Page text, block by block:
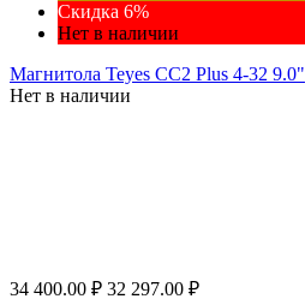
Скидка 6%
Нет в наличии
Магнитола Teyes CC2 Plus 4-32 9.0"
Нет в наличии
34 400.00 ₽ 32 297.00 ₽